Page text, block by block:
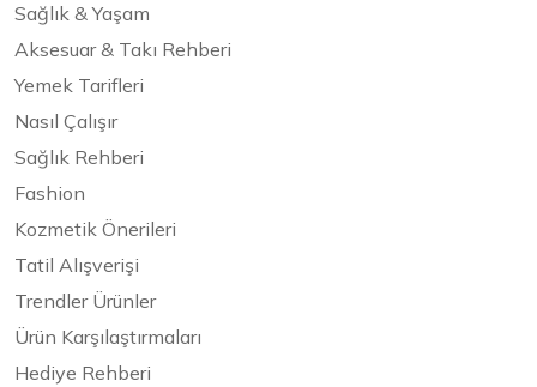
Sağlık & Yaşam
Aksesuar & Takı Rehberi
Yemek Tarifleri
Nasıl Çalışır
Sağlık Rehberi
Fashion
Kozmetik Önerileri
Tatil Alışverişi
Trendler Ürünler
Ürün Karşılaştırmaları
Hediye Rehberi